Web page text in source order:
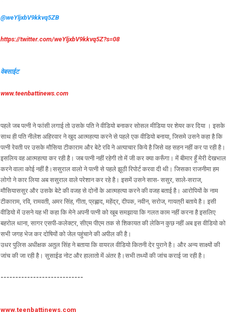
@weYljxbV9kkvq5ZB
https://twitter.com/weYljxbV9kkvq5Z?s=08
वेबसाईट
www.teenbattinews.com
पहले जब पत्नी ने फांसी लगाई तो उसके पति ने वीडियो बनाकर सोसल मीडिया पर शेयर कर दिया । इसके
साथ ही पति नीलेश अहिरवार ने खुद आत्महत्या करने से पहले एक वीडियो बनाया, जिसमे उसने कहा है कि
पत्नी रेवती पर उसके मौसिया टीकाराम और बेटे रवि ने अत्याचार किये है जिसे वह सहन नहीं कर पा रही है।
इसलिय वह आत्महत्या कर रही है। जब पत्नी नहीं रहेगी तो में जी कर क्या करूँगा। में बीमार हूँ मेरी देखभाल
करने वाला कोई नहीं है।ससुराल वालो ने पत्नी से पहले झूठी रिपोर्ट करवा दी थी। जिसका राजनीमा हम
लोगो ने कार लिया अब ससुराल वाले परेशान कर रहे है। इसमें उसने सास- ससुर, साले-सराज,
मौसियाससुर और उसके बेटे की वजह से दोनों के आत्महत्या करने की वजह बताई है। आरोपियों के नाम
टीकाराम, रवि, रामवती, अमर सिंह, गीता, प्रह्लाद, महेंद्र, दीपक, नवीन, सरोज, गायत्री बताये है। इसी
वीडियो में उसने यह भी कहा कि मेने अपनी पत्नी को खूब समझाया कि गलत काम नहीं करना है इसलिए
बहरोल थाना, सागर एसपी-कलेक्टर, सीएम पीएम तक से शिकायत की लेकिन कुछ नहीं अब इस वीडियो को
सभी जगह भेज कर दोषियों को जेल पहुंचाने की अपील की है।
उधर पुलिस अधीक्षक अतुल सिंह ने बताया कि वायरल वीडियो कितनी देर पुराने है। और अन्य साक्ष्यों की
जांच की जा रही है। सुसाईड नोट और हालातो में अंतर है।सभी तथ्यों की जांच कराई जा रही है।
----------------------------
www.teenbattinews.com